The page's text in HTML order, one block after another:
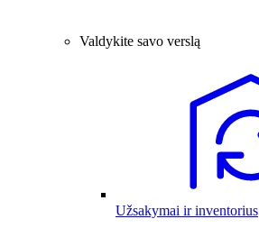
Valdykite savo verslą
Užsakymai ir inventorius